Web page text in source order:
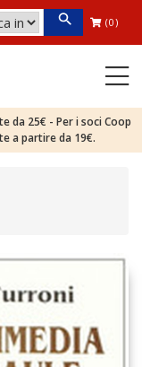
(0)
da 25€ - Per i soci Coop
a partire da 19€.